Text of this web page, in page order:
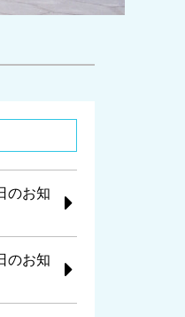
のお知
のお知